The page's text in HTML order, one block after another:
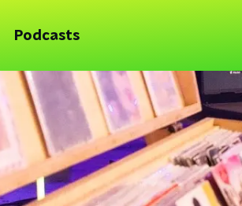
Podcasts